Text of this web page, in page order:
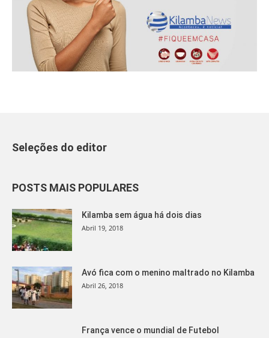
Seleções do editor
POSTS MAIS POPULARES
Kilamba sem água há dois dias
Abril 19, 2018
Avó fica com o menino maltrado no Kilamba
Abril 26, 2018
França vence o mundial de Futebol